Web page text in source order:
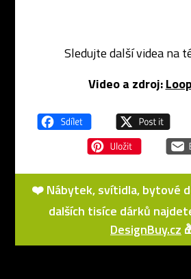
Sledujte další videa na
Video a zdroj:
❤️ Nábytek, svítidla, bytové
dalších tisíce dárků
DesignBuy.cz